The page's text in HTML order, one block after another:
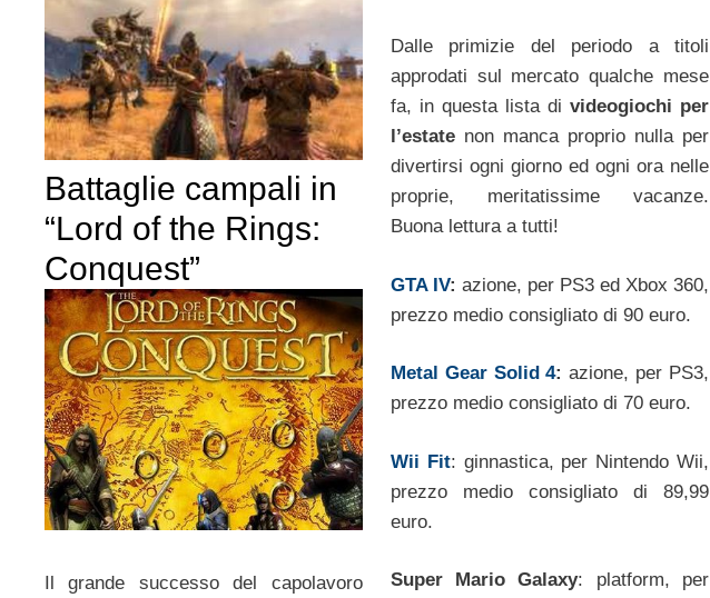
Dalle primizie del periodo a titoli
approdati sul mercato qualche mese
fa, in questa lista di videogiochi per
l’estatenon manca proprio nulla per
divertirsi ogni giorno ed ogni ora nelle
proprie, meritatissime vacanze.
Buona lettura a tutti!
GTA IV: azione, per PS3 ed Xbox 360,
prezzo medio consigliato di 90 euro.
Metal Gear Solid 4: azione, per PS3,
prezzo medio consigliato di 70 euro.
Wii Fit: ginnastica, per Nintendo Wii,
prezzo medio consigliato di 89,99
euro.
Super Mario Galaxy: platform, per
Battaglie campali in
“Lord of the Rings:
Conquest”
Il grande successo del capolavoro